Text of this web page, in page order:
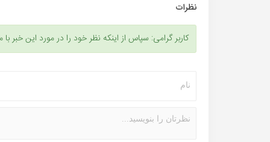
نظرات
کاربر گرامی: سپاس از اینکه نظر خود را در مورد این خبر